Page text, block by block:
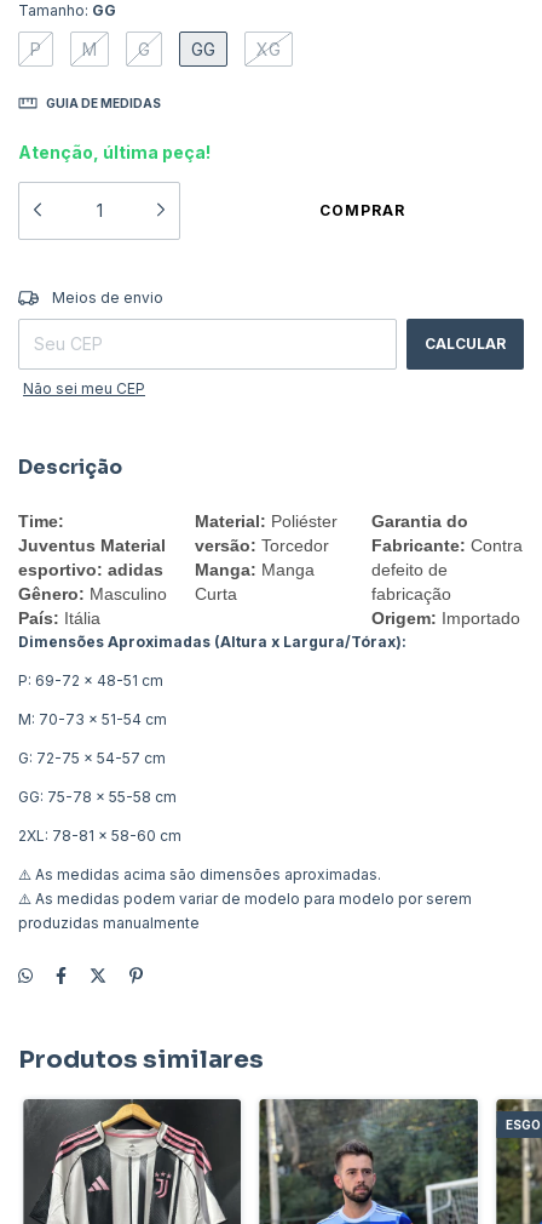
Tamanho: GG
P M G GG XG
GUIA DE MEDIDAS
Atenção, última peça!
Entregas para o CEP:
Meios de envio
CALCULAR
Não sei meu CEP
Descrição
Time:
Juventus Material
esportivo: adidas
Gênero: Masculino
País: Itália
Material: Poliéster
versão: Torcedor
Manga: Manga
Curta
Garantia do
Fabricante: Contra
defeito de
fabricação
Origem: Importado
Dimensões Aproximadas (Altura x Largura/Tórax):
P: 69-72 x 48-51 cm
M: 70-73 x 51-54 cm
G: 72-75 x 54-57 cm
GG: 75-78 x 55-58 cm
2XL: 78-81 x 58-60 cm
⚠️ As medidas acima são dimensões aproximadas.
⚠️ As medidas podem variar de modelo para modelo por serem
produzidas manualmente
Produtos similares